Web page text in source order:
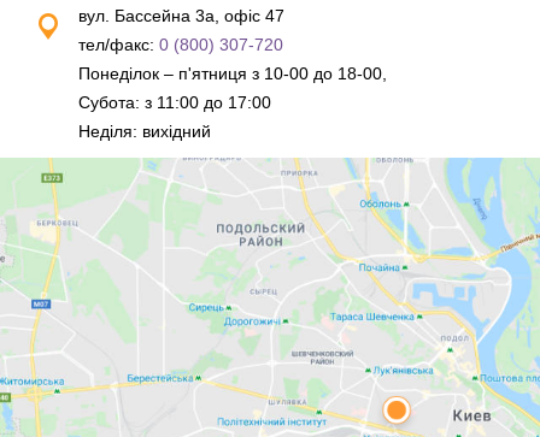
вул. Бассейна 3а, офіс 47
тел/факс: 0 (800) 307-720
Понеділок – п'ятниця з 10-00 до 18-00,
Субота: з 11:00 до 17:00
Неділя: вихідний